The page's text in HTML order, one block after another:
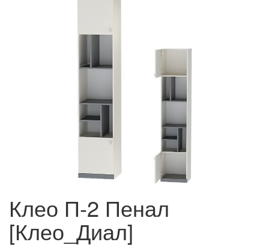
Клео П-2 Пенал
[Клео_Диал]